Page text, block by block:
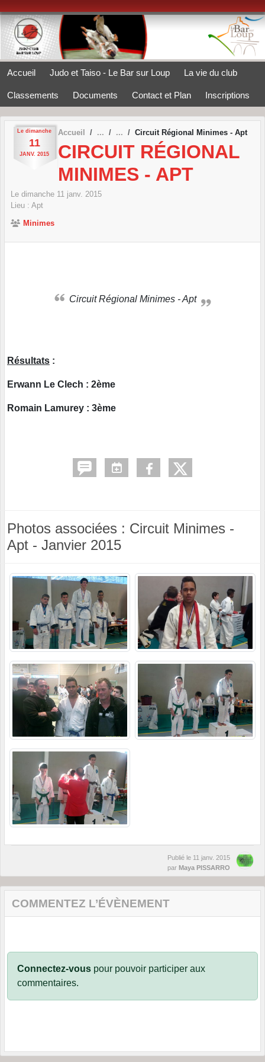
Accueil Judo et Taiso - Le Bar sur Loup La vie du club
Classements Documents Contact et Plan Inscriptions
Le dimanche
11
JANV. 2015
Accueil Circuit Régional Minimes - Apt
CIRCUIT RÉGIONAL
MINIMES - APT
Le dimanche 11 janv. 2015
Lieu : Apt
Minimes
Circuit Régional Minimes - Apt
Résultats :
Erwann Le Clech : 2ème
Romain Lamurey : 3ème
Photos associées : Circuit Minimes -
Apt - Janvier 2015
Publié le 11 janv. 2015
par Maya PISSARRO
COMMENTEZ L’ÉVÈNEMENT
Connectez-vous pour pouvoir participer aux
commentaires.